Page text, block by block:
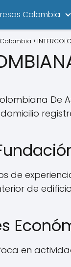
Colombia
De
domicilio
de
de
en